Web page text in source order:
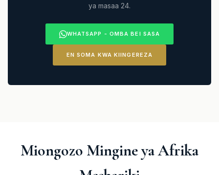
ya masaa 24.
WHATSAPP - OMBA BEI SASA
EN SOMA KWA KIINGEREZA
Miongozo Mingine ya Afrika